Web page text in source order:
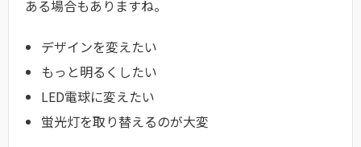
ある場合もありますね。
デザインを変えたい
もっと明るくしたい
LED電球に変えたい
蛍光灯を取り替えるのが大変